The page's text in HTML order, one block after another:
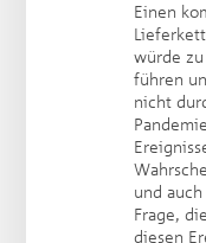
Einen
würde
führen
nicht
und
Frage,
diesen